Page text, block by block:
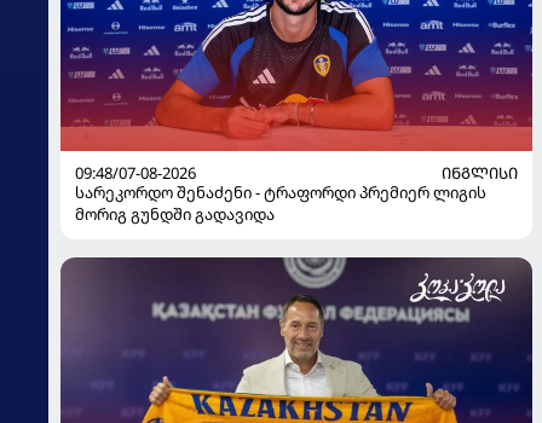
09:48/07-08-2026
ᲘᲜᲒᲚᲘᲡᲘ
სარეკორდო შენაძენი - ტრაფორდი პრემიერ ლიგის
მორიგ გუნდში გადავიდა